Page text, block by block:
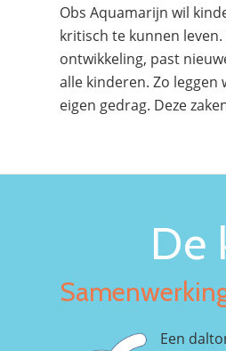
Obs Aquamarijn wil
kritisch te kunnen
ontwikkeling, past
alle kinderen. Zo
eigen gedrag. Deze
De
Een